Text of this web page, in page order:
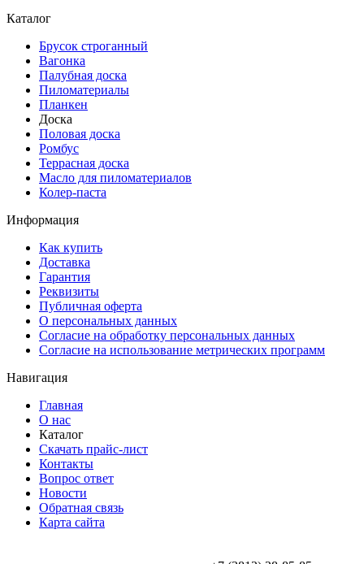
Каталог
Брусок строганный
Вагонка
Палубная доска
Пиломатериалы
Планкен
Доска
Половая доска
Ромбус
Террасная доска
Масло для пиломатериалов
Колер-паста
Информация
Как купить
Доставка
Гарантия
Реквизиты
Публичная оферта
О персональных данных
Согласие на обработку персональных данных
Согласие на использование метрических программ
Навигация
Главная
О нас
Каталог
Скачать прайс-лист
Контакты
Вопрос ответ
Новости
Обратная связь
Карта сайта